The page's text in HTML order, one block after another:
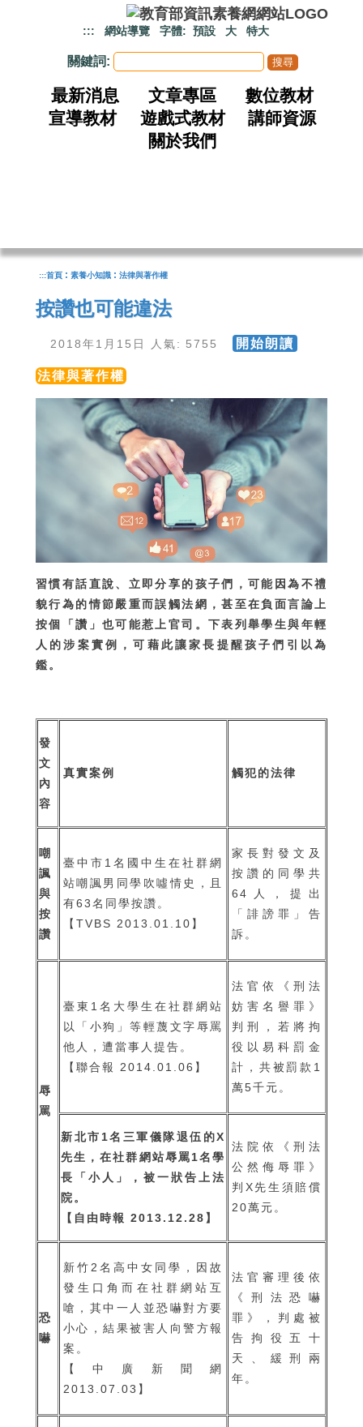
::: 網站導覽 字體: 預設 大 特大
關鍵詞:
最新消息 文章專區
數位教材
宣導教材
遊戲式教材
講師資源
關於我們
:::首頁 : 素養小知識 : 法律與著作權
按讚也可能違法
2018年1月15日 人氣: 5755 開始朗讀
法律與著作權
習慣有話直說、立即分享的孩子們，可能因為不禮
貌行為的情節嚴重而誤觸法網，甚至在負面言論上
按個「讚」也可能惹上官司。下表列舉學生與年輕
人的涉案實例，可藉此讓家長提醒孩子們引以為
鑑。
發
文
內
容
真實案例 觸犯的法律
嘲
諷
與
按
讚
臺中市1名國中生在社群網
站嘲諷男同學吹噓情史，且
有63名同學按讚。
【TVBS 2013.01.10】
家長對發文及
按讚的同學共
64人，提出
「誹謗罪」告
訴。
辱
罵
臺東1名大學生在社群網站
以「小狗」等輕蔑文字辱罵
他人，遭當事人提告。
【聯合報 2014.01.06】
法官依《刑法
妨害名譽罪》
判刑，若將拘
役以易科罰金
計，共被罰款1
萬5千元。
新北市1名三軍儀隊退伍的X
先生，在社群網站辱罵1名學
長「小人」，被一狀告上法
院。
【自由時報 2013.12.28】
法院依《刑法
公然侮辱罪》
判X先生須賠償
20萬元。
恐
嚇
新竹2名高中女同學，因故
發生口角而在社群網站互
嗆，其中一人並恐嚇對方要
小心，結果被害人向警方報
案。
【中廣新聞網
2013.07.03】
法官審理後依
《刑法恐嚇
罪》，判處被
告拘役五十
天、緩刑兩
年。